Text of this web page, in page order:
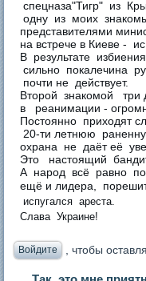
спецназа"Тигр" из
одну из моих
представителями
на встрече в Киеве -
В результате
сильно покалечина
почти не действует.
Второй знакомой три
в реанимации -
Постоянно приходят
20-ти летнюю
охрана не даёт её
Это настоящий
А народ всё равно
ещё и лидера,
испугался ареста.
Слава Украине!
Войдите , чтобы